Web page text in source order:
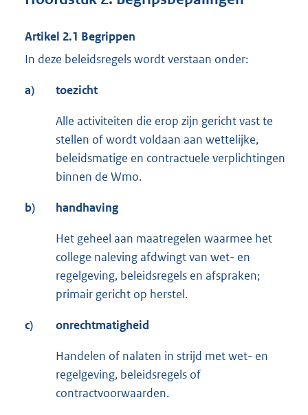
Artikel 2.1 Begrippen
In deze beleidsregels wordt verstaan onder:
a) toezicht
Alle activiteiten die erop zijn gericht vast te
stellen of wordt voldaan aan wettelijke,
beleidsmatige en contractuele verplichtingen
binnen de Wmo.
b) handhaving
Het geheel aan maatregelen waarmee het
college naleving afdwingt van wet- en
regelgeving, beleidsregels en afspraken;
primair gericht op herstel.
c) onrechtmatigheid
Handelen of nalaten in strijd met wet- en
regelgeving, beleidsregels of
contractvoorwaarden.